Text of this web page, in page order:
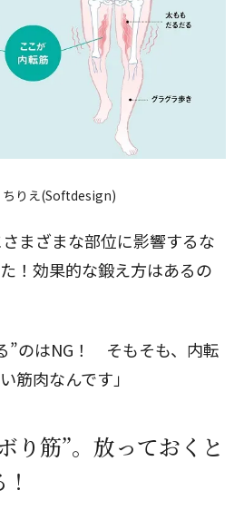
りえ(Softdesign)
まざまな部位に影響するな
！効果的な鍛え方はあるの
”のはNG！ そもそも、内転
筋肉なんです」
り筋”。放っておくと